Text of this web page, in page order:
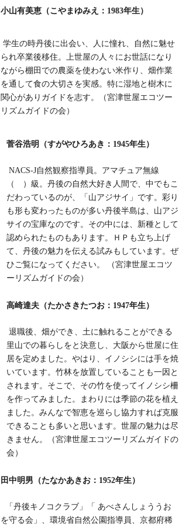
小山有美恵（こやまゆみえ：1983年生）
学生の時丹後に出会い、人に憧れ、自然に魅せ
られ卒業後移住。上世屋の人々にお世話になり
ながら棚田での農薬を使わない米作り、畑作業
を通して食の大切さを実感。特に湿地と樹木に
関心がありガイドを志す。（宮津世屋エコツー
リズムガイドの会）
菅谷浩明（すがやひろあき：1945年生）
NACS-J自然観察指導員。アマチュア無線
（ ）級。丹後の自然大好き人間で、中でもこ
だわっているのが、「山アジサイ」です。彩り
も形も変わったものが多い丹後半島は、山アジ
サイの宝庫なのです。その中には、新種として
認められたものもあります。ＨＰも立ち上げ
て、丹後の魅力を伝える試みもしています。ぜ
ひご覧になってください。 （宮津世屋エコツ
ーリズムガイドの会）
高崎達夫（たかさきたつお：1947年生）
退職後、畑ができ、土に触れることができる
里山での暮らしをと決意し、大阪から世屋に住
居を定めました。やはり、イノシシには手を焼
いています。竹林を放置していることも一因と
されます。そこで、その竹を使ってイノシシ柵
を作ってみました。まわりには季節の花を植え
ました。みんなで智恵を巡らし協力すれば克服
できることも多いと思います。世屋の魅力は尽
きません。（宮津世屋エコツーリズムガイドの
会）
田中明男（たなかあきお：1952年生）
「丹後キノコクラブ」「 あべさんしょううお
を守る会」、環境省自然公園指導員、京都府稀